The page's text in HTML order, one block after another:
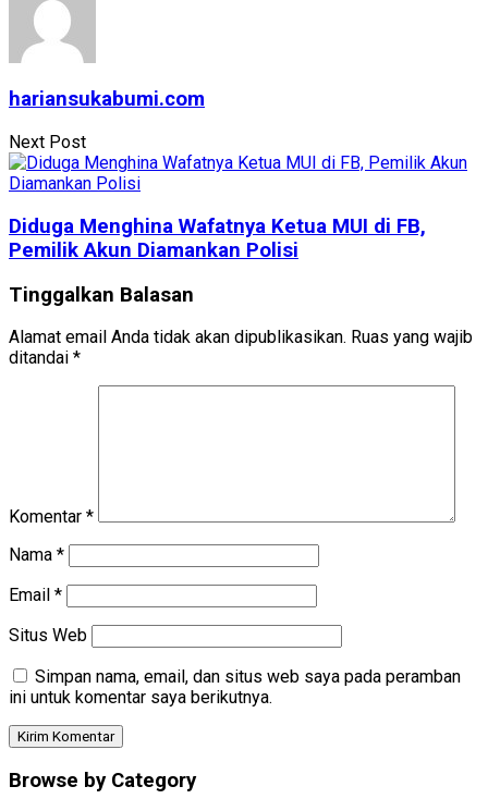
hariansukabumi.com
Next Post
Diduga Menghina Wafatnya Ketua MUI di FB,
Pemilik Akun Diamankan Polisi
Tinggalkan Balasan
Alamat email Anda tidak akan dipublikasikan. Ruas yang wajib
ditandai *
Komentar *
Nama *
Email *
Situs Web
Simpan nama, email, dan situs web saya pada peramban
ini untuk komentar saya berikutnya.
Browse by Category